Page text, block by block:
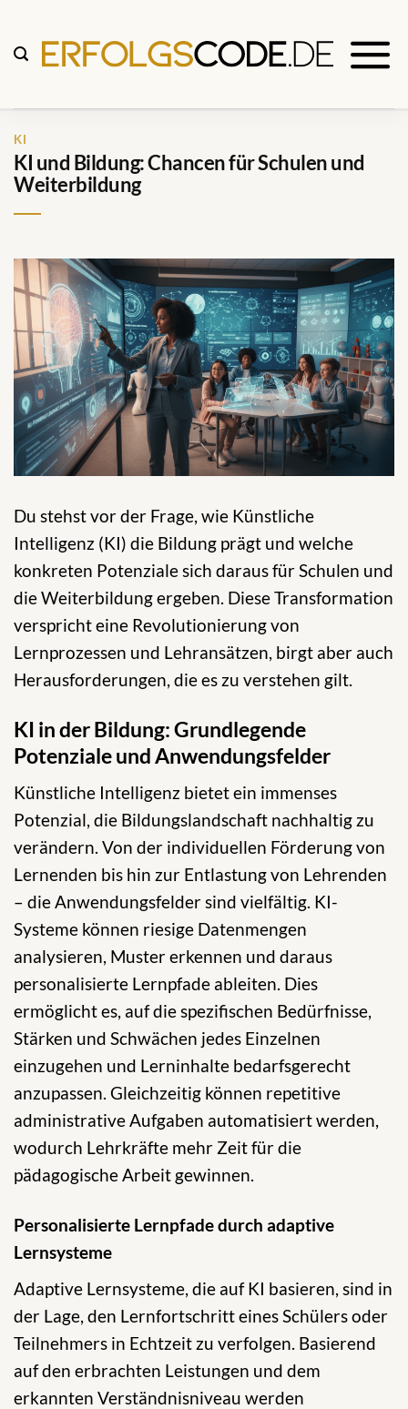
Inhalt
springen
KI
KI und Bildung: Chancen für Schulen und
Weiterbildung
Du stehst vor der Frage, wie Künstliche
Intelligenz (KI) die Bildung prägt und welche
konkreten Potenziale sich daraus für Schulen und
die Weiterbildung ergeben. Diese Transformation
verspricht eine Revolutionierung von
Lernprozessen und Lehransätzen, birgt aber auch
Herausforderungen, die es zu verstehen gilt.
KI in der Bildung: Grundlegende
Potenziale und Anwendungsfelder
Künstliche Intelligenz bietet ein immenses
Potenzial, die Bildungslandschaft nachhaltig zu
verändern. Von der individuellen Förderung von
Lernenden bis hin zur Entlastung von Lehrenden
– die Anwendungsfelder sind vielfältig. KI-
Systeme können riesige Datenmengen
analysieren, Muster erkennen und daraus
personalisierte Lernpfade ableiten. Dies
ermöglicht es, auf die spezifischen Bedürfnisse,
Stärken und Schwächen jedes Einzelnen
einzugehen und Lerninhalte bedarfsgerecht
anzupassen. Gleichzeitig können repetitive
administrative Aufgaben automatisiert werden,
wodurch Lehrkräfte mehr Zeit für die
pädagogische Arbeit gewinnen.
Personalisierte Lernpfade durch adaptive
Lernsysteme
Adaptive Lernsysteme, die auf KI basieren, sind in
der Lage, den Lernfortschritt eines Schülers oder
Teilnehmers in Echtzeit zu verfolgen. Basierend
auf den erbrachten Leistungen und dem
erkannten Verständnisniveau werden